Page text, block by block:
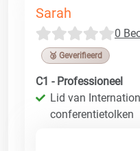
Sarah
0
🥉 Geverifieerd
C1 - Professioneel
Lid van
conferentietolken